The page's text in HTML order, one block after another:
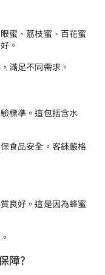
蜜、荔枝蜜、百花蜜
。
滿足不同需求。
標準。這包括含水
食品安全。客錸嚴格
良好。這是因為蜂蜜
障?